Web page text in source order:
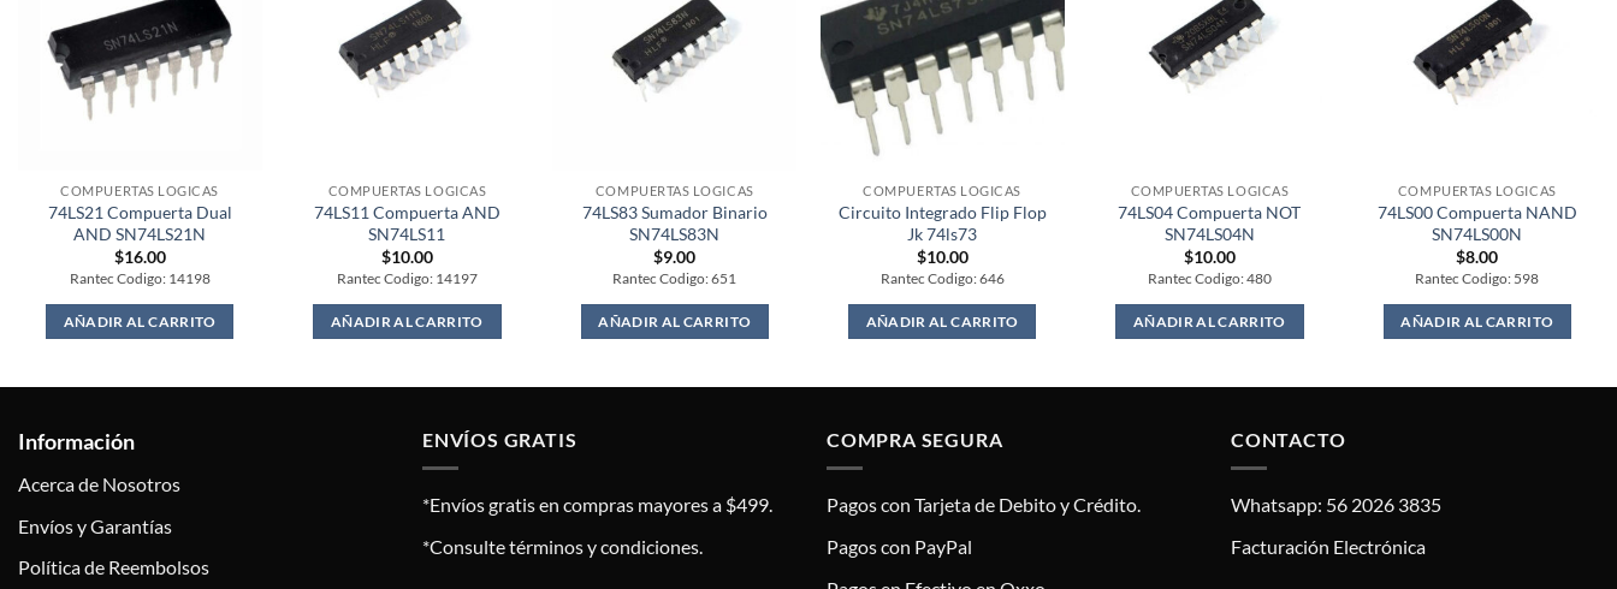
COMPUERTAS LOGICAS
74LS21 Compuerta Dual
AND SN74LS21N
$16.00
Rantec Codigo: 14198
AÑADIR AL CARRITO
COMPUERTAS LOGICAS
74LS11 Compuerta AND
SN74LS11
$10.00
Rantec Codigo: 14197
AÑADIR AL CARRITO
COMPUERTAS LOGICAS
74LS83 Sumador Binario
SN74LS83N
$9.00
Rantec Codigo: 651
AÑADIR AL CARRITO
COMPUERTAS LOGICAS
Circuito Integrado Flip Flop
Jk 74ls73
$10.00
Rantec Codigo: 646
AÑADIR AL CARRITO
COMPUERTAS LOGICAS
74LS04 Compuerta NOT
SN74LS04N
$10.00
Rantec Codigo: 480
AÑADIR AL CARRITO
COMPUERTAS LOGICAS
74LS00 Compuerta NAND
SN74LS00N
$8.00
Rantec Codigo: 598
AÑADIR AL CARRITO
Información
Acerca de Nosotros
Envíos y Garantías
Política de Reembolsos
ENVÍOS GRATIS
*Envíos gratis en compras mayores a $499.
*Consulte términos y condiciones.
COMPRA SEGURA
Pagos con Tarjeta de Debito y Crédito.
Pagos con PayPal
CONTACTO
Whatsapp: 56 2026 3835
Facturación Electrónica